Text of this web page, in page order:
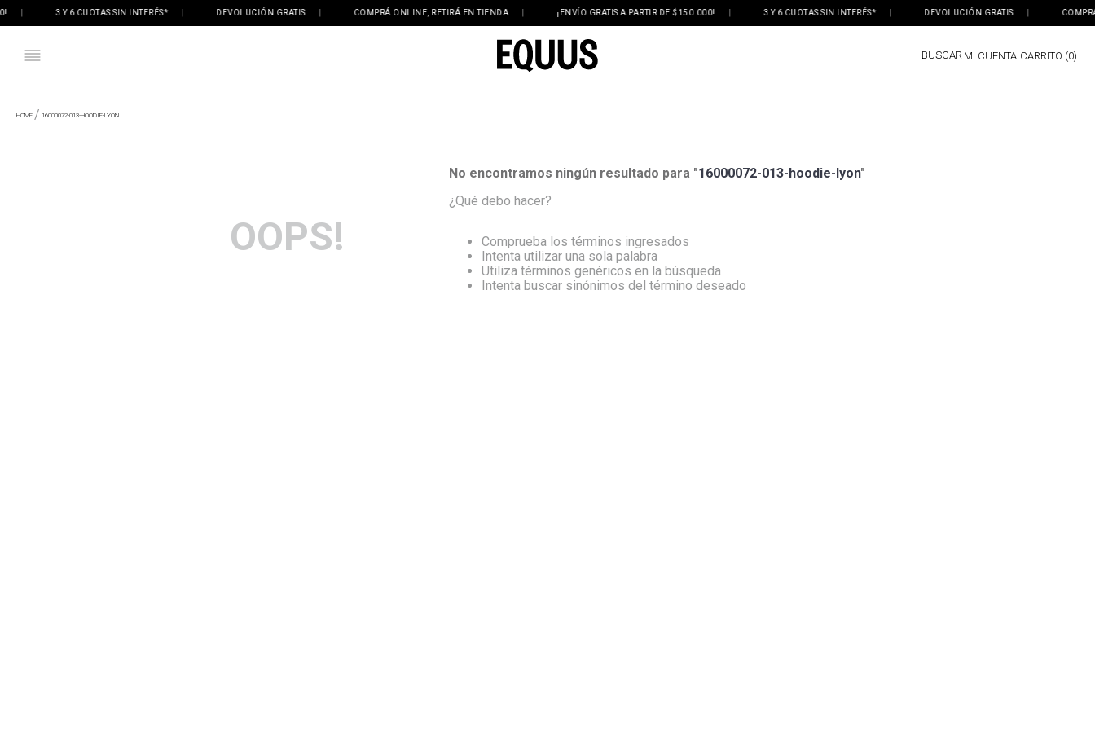
3 Y 6 CUOTAS SIN INTERÉS* DEVOLUCIÓN GRATIS COMPRÁ ONLINE, RETIRÁ EN TIENDA ¡ENVÍO GRATIS A PARTIR DE $150.000! 3 Y 6 CUOTAS SIN INTERÉS* DEVOLUCIÓN GRATIS COMPRÁ
BUSCAR MI CUENTA 0
16000072-013-HOODIE-LYON
OOPS!
No encontramos ningún resultado para "16000072-013-hoodie-lyon"
¿Qué debo hacer?
Comprueba los términos ingresados
Intenta utilizar una sola palabra
Utiliza términos genéricos en la búsqueda
Intenta buscar sinónimos del término deseado